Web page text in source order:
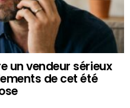
un vendeur sérieux
de cet été